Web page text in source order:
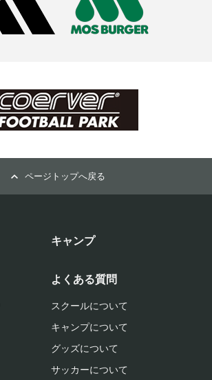
ページトップへ戻る
キャンプ
よくある質問
スクールについて
キャンプについて
グッズについて
サッカーについて